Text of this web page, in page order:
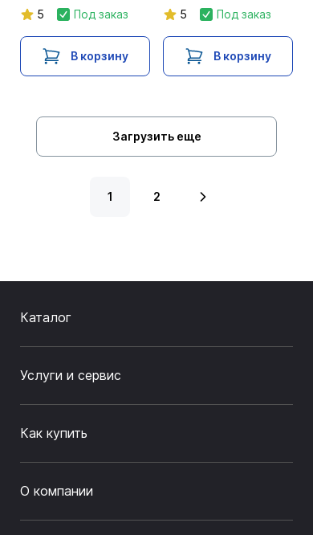
5 Под заказ
В корзину
5 Под заказ
В корзину
Загрузить еще
1 2
Каталог
Услуги и сервис
Как купить
О компании